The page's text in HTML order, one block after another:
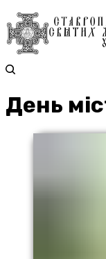
День